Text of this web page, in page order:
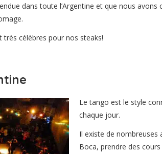
dans toute l’Argentine et que nous avons
célèbres pour nos steaks!
Le tango est le style
chaque jour.
Il existe de nombreuses
Boca, prendre des